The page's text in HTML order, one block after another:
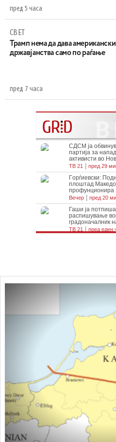
пред 5 часа
СВЕТ
Трамп нема да дава американски
државјанства само по раѓање
пред 7 часа